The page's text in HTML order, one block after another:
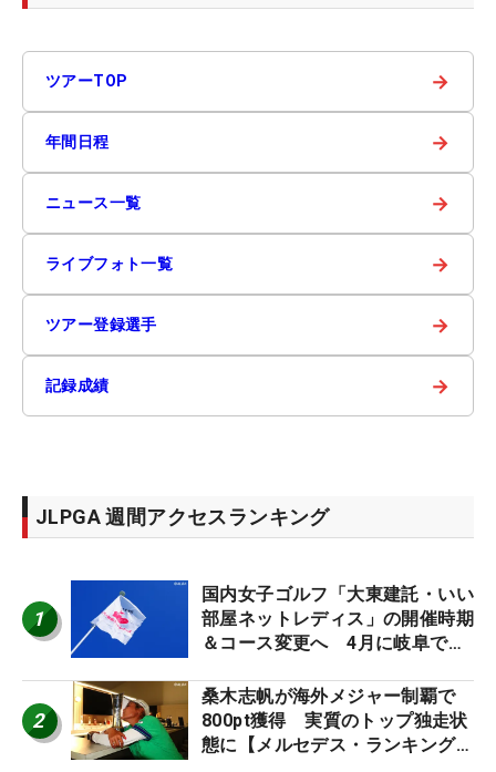
ツアーTOP →
年間日程 →
ニュース一覧 →
ライブフォト一覧 →
ツアー登録選手 →
記録成績 →
JLPGA 週間アクセスランキング
1
国内女子ゴルフ「大東建託・いい
部屋ネットレディス」の開催時期
＆コース変更へ 4月に岐阜で開
2
桑木志帆が海外メジャー制覇で
800pt獲得 実質のトップ独走状
態に【メルセデス・ランキング番